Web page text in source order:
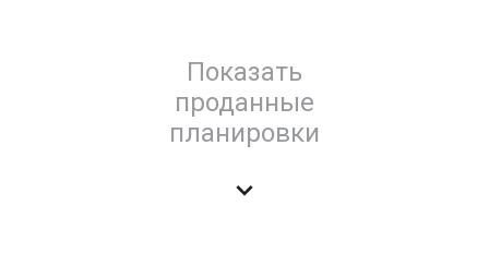
Показать
проданные
планировки
